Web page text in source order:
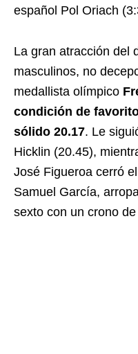
español Pol Oriach
La gran atracción del
masculinos, no
medallista olímpico
condición de
sólido 20.17. Le
Hicklin (20.45),
José Figueroa cerró
Samuel García,
sexto con un crono